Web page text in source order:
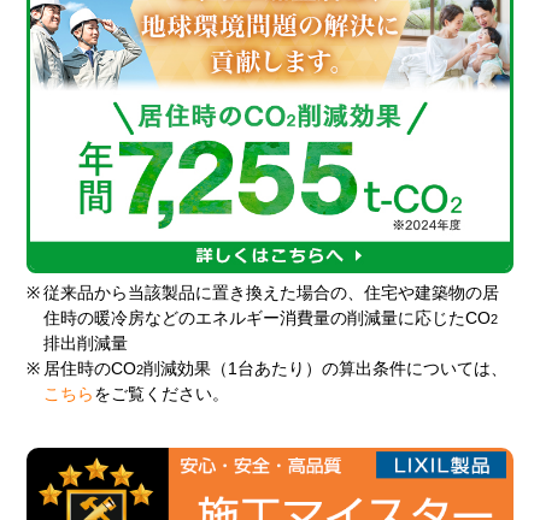
※ 従来品から当該製品に置き換えた場合の、住宅や建築物の居
住時の暖冷房などのエネルギー消費量の削減量に応じたCO2
排出削減量
※ 居住時のCO2削減効果（1台あたり）の算出条件については、
こちら をご覧ください。